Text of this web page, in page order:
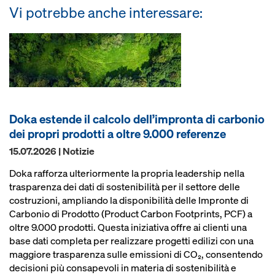
Vi potrebbe anche interessare:
Doka estende il calcolo dell’impronta di carbonio
dei propri prodotti a oltre 9.000 referenze
15.07.2026 | Notizie
Doka rafforza ulteriormente la propria leadership nella
trasparenza dei dati di sostenibilità per il settore delle
costruzioni, ampliando la disponibilità delle Impronte di
Carbonio di Prodotto (Product Carbon Footprints, PCF) a
oltre 9.000 prodotti. Questa iniziativa offre ai clienti una
base dati completa per realizzare progetti edilizi con una
maggiore trasparenza sulle emissioni di CO₂, consentendo
decisioni più consapevoli in materia di sostenibilità e